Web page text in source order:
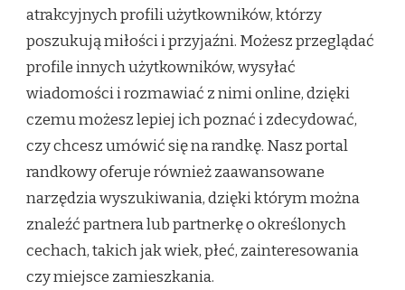
atrakcyjnych profili użytkowników, którzy
poszukują miłości i przyjaźni. Możesz przeglądać
profile innych użytkowników, wysyłać
wiadomości i rozmawiać z nimi online, dzięki
czemu możesz lepiej ich poznać i zdecydować,
czy chcesz umówić się na randkę. Nasz portal
randkowy oferuje również zaawansowane
narzędzia wyszukiwania, dzięki którym można
znaleźć partnera lub partnerkę o określonych
cechach, takich jak wiek, płeć, zainteresowania
czy miejsce zamieszkania.